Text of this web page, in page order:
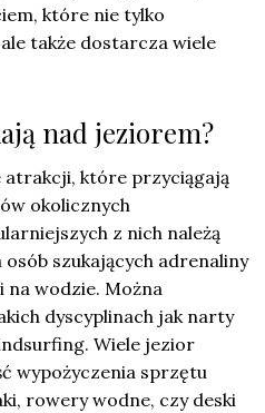
które nie tylko
także dostarcza wiele
nad jeziorem?
atrakcji, które przyciągają
okolicznych
z nich należą
szukających adrenaliny
na wodzie. Można
dyscyplinach jak narty
Wiele jezior
wypożyczenia sprzętu
rowery wodne, czy deski